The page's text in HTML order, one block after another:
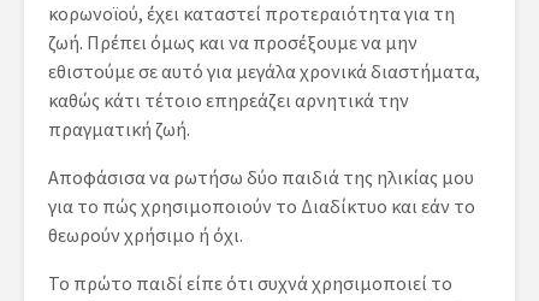
κορωνοϊού, έχει καταστεί προτεραιότητα για τη
ζωή. Πρέπει όμως και να προσέξουμε να μην
εθιστούμε σε αυτό για μεγάλα χρονικά διαστήματα,
καθώς κάτι τέτοιο επηρεάζει αρνητικά την
πραγματική ζωή.
Αποφάσισα να ρωτήσω δύο παιδιά της ηλικίας μου
για το πώς χρησιμοποιούν το Διαδίκτυο και εάν το
θεωρούν χρήσιμο ή όχι.
Το πρώτο παιδί είπε ότι συχνά χρησιμοποιεί το